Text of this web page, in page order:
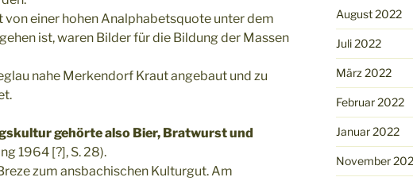
von einer hohen Analphabetsquote unter dem
ist, waren Bilder für die Bildung der Massen
nahe Merkendorf Kraut angebaut und zu
gehörte also Bier, Bratwurst und
1964 [?], S. 28).
zum ansbachischen Kulturgut. Am
August 2022
Juli 2022
März 2022
Februar 2022
Januar 2022
November